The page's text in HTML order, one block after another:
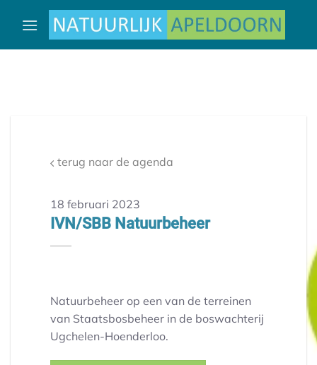
naar
terug naar de agenda
18 februari 2023
IVN/SBB Natuurbeheer
Natuurbeheer op een van de terreinen
van Staatsbosbeheer in de boswachterij
Ugchelen-Hoenderloo.